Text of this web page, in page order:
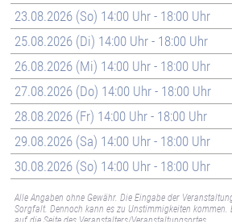
23.08.2026 (So) 14:00 Uhr - 18:00 Uhr
25.08.2026 (Di) 14:00 Uhr - 18:00 Uhr
26.08.2026 (Mi) 14:00 Uhr - 18:00 Uhr
27.08.2026 (Do) 14:00 Uhr - 18:00 Uhr
28.08.2026 (Fr) 14:00 Uhr - 18:00 Uhr
29.08.2026 (Sa) 14:00 Uhr - 18:00 Uhr
30.08.2026 (So) 14:00 Uhr - 18:00 Uhr
Alle Angaben ohne Gewähr. Die Eingabe der
Sorgfalt. Dennoch kann es zu Unstimmigkeiten kommen.